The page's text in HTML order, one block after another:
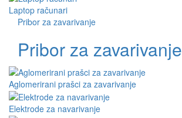
Laptop računari
Pribor za zavarivanje
Pribor za zavarivanje
Aglomerirani prašci za zavarivanje
Elektrode za navarivanje